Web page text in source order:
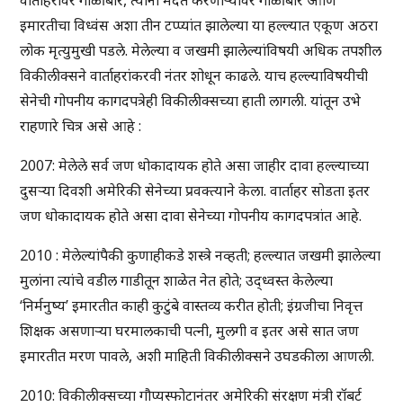
इमारतीचा विध्वंस अशा तीन टप्प्यांत झालेल्या या हल्ल्यात एकूण अठरा
लोक मृत्युमुखी पडले. मेलेल्या व जखमी झालेल्यांविषयी अधिक तपशील
विकीलीक्सने वार्ताहरांकरवी नंतर शोधून काढले. याच हल्ल्याविषयीची
सेनेची गोपनीय कागदपत्रेही विकीलीक्सच्या हाती लागली. यांतून उभे
राहणारे चित्र असे आहे :
2007: मेलेले सर्व जण धोकादायक होते असा जाहीर दावा हल्ल्याच्या
दुसऱ्या दिवशी अमेरिकी सेनेच्या प्रवक्त्याने केला. वार्ताहर सोडता इतर
जण धोकादायक होते असा दावा सेनेच्या गोपनीय कागदपत्रांत आहे.
2010 : मेलेल्यांपैकी कुणाहीकडे शस्त्रे नव्हती; हल्ल्यात जखमी झालेल्या
मुलांना त्यांचे वडील गाडीतून शाळेत नेत होते; उद्ध्वस्त केलेल्या
‘निर्मनुष्य’ इमारतीत काही कुटुंबे वास्तव्य करीत होती; इंग्रजीचा निवृत्त
शिक्षक असणाऱ्या घरमालकाची पत्नी, मुलगी व इतर असे सात जण
इमारतीत मरण पावले, अशी माहिती विकीलीक्सने उघडकीला आणली.
2010: विकीलीक्सच्या गौप्यस्फोटानंतर अमेरिकी संरक्षण मंत्री रॉबर्ट